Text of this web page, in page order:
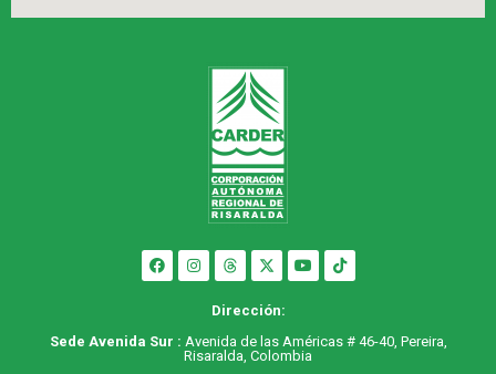
Dirección:
Sede Avenida Sur : Avenida de las Américas # 46-40, Pereira,
Risaralda, Colombia